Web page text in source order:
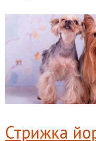
Стрижка